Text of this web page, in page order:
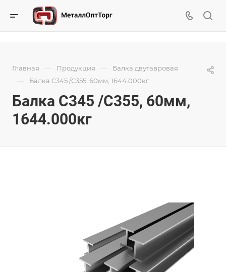
Главная — Продукция — Балка двутавровая
— Балка С345 /С355, 60мм, 1644.000кг
Балка С345 /С355, 60мм,
1644.000кг